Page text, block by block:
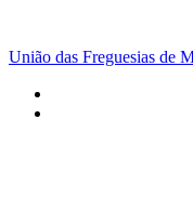
União das Freguesias de